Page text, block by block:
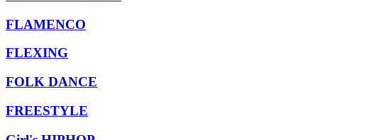
FLAMENCO
FLEXING
FOLK DANCE
FREESTYLE